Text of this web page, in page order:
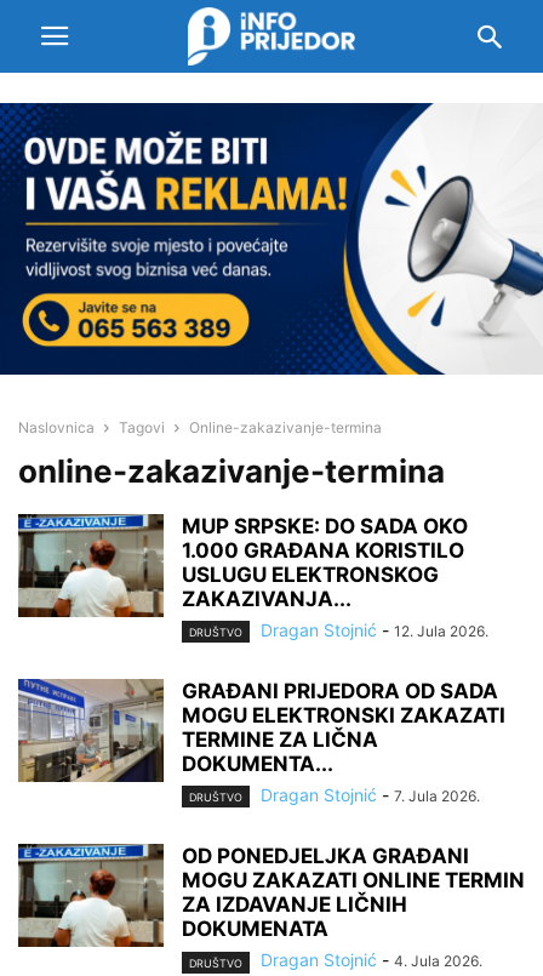
Naslovnica Tagovi Online-zakazivanje-termina
online-zakazivanje-termina
MUP SRPSKE: DO SADA OKO
1.000 GRAĐANA KORISTILO
USLUGU ELEKTRONSKOG
ZAKAZIVANJA...
DRUŠTVO Dragan Stojnić - 12. Jula 2026.
GRAĐANI PRIJEDORA OD SADA
MOGU ELEKTRONSKI ZAKAZATI
TERMINE ZA LIČNA
DOKUMENTA...
DRUŠTVO Dragan Stojnić - 7. Jula 2026.
OD PONEDJELJKA GRAĐANI
MOGU ZAKAZATI ONLINE TERMIN
ZA IZDAVANJE LIČNIH
DOKUMENATA
DRUŠTVO Dragan Stojnić - 4. Jula 2026.